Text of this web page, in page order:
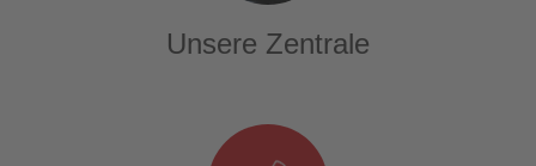
Unsere Zentrale